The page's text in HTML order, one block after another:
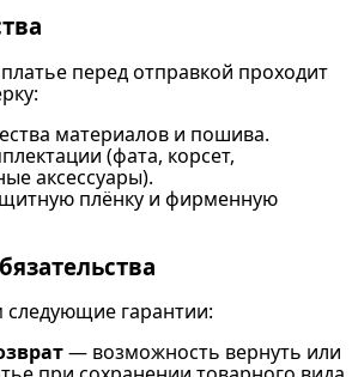
перед отправкой проходит
материалов и пошива.
(фата, корсет,
аксессуары).
плёнку и фирменную
гарантии:
— возможность вернуть или